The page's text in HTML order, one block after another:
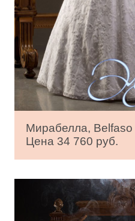
Мирабелла, Belfaso
Цена 34 760 руб.